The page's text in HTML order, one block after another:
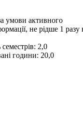
умови активного
не рідше 1 разу
семестрів: 2,0
години: 20,0